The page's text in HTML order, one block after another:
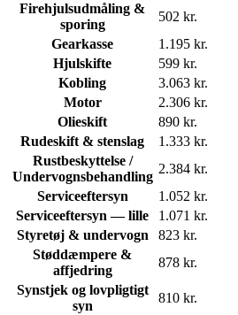
Firehjulsudmåling &
sporing
502 kr.
Gearkasse
1.195 kr.
Hjulskifte
599 kr.
Kobling
3.063 kr.
Motor
2.306 kr.
Olieskift
890 kr.
Rudeskift & stenslag
1.333 kr.
Rustbeskyttelse /
Undervognsbehandling
2.384 kr.
Serviceeftersyn
1.052 kr.
Serviceeftersyn — lille
1.071 kr.
Styretøj & undervogn
823 kr.
Støddæmpere &
affjedring
878 kr.
Synstjek og lovpligtigt
syn
810 kr.